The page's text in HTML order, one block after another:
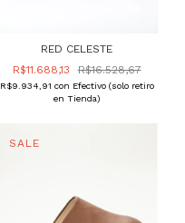
RED CELESTE
R$11.688,13
R$16.528,67
R$9.934,91 con Efectivo (solo retiro
en Tienda)